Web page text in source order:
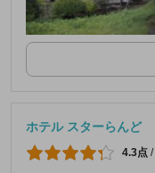
ホテル スターらんど
4.3点 /